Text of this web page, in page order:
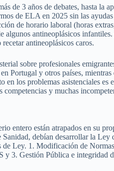
de 3 años de debates, hasta la
de ELA en 2025 sin las
de horario laboral (horas
algunos antineoplásicos infantiles.
antineoplásicos caros.
sobre profesionales
Portugal y otros países,
los problemas asistenciales es
competencias y muchas
entero están atrapados en su
debían desarrollar la
de Ley. 1. Modificación de
y 3. Gestión Pública e integridad